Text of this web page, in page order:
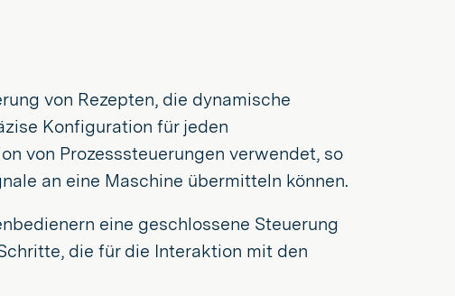
von Rezepten, die dynamische
Konfiguration für jeden
von Prozesssteuerungen verwendet, so
an eine Maschine übermitteln können.
eine geschlossene Steuerung
die für die Interaktion mit den